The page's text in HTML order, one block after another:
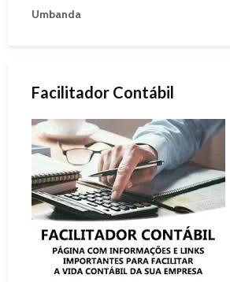
Umbanda
Facilitador Contábil